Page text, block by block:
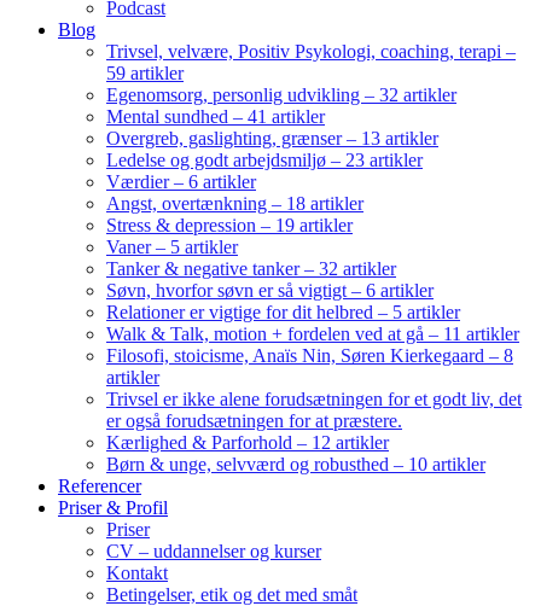
Podcast
Blog
Trivsel, velvære, Positiv Psykologi, coaching, terapi –
59 artikler
Egenomsorg, personlig udvikling – 32 artikler
Mental sundhed – 41 artikler
Overgreb, gaslighting, grænser – 13 artikler
Ledelse og godt arbejdsmiljø – 23 artikler
Værdier – 6 artikler
Angst, overtænkning – 18 artikler
Stress & depression – 19 artikler
Vaner – 5 artikler
Tanker & negative tanker – 32 artikler
Søvn, hvorfor søvn er så vigtigt – 6 artikler
Relationer er vigtige for dit helbred – 5 artikler
Walk & Talk, motion + fordelen ved at gå – 11 artikler
Filosofi, stoicisme, Anaïs Nin, Søren Kierkegaard – 8
artikler
Trivsel er ikke alene forudsætningen for et godt liv, det
er også forudsætningen for at præstere.
Kærlighed & Parforhold – 12 artikler
Børn & unge, selvværd og robusthed – 10 artikler
Referencer
Priser & Profil
Priser
CV – uddannelser og kurser
Kontakt
Betingelser, etik og det med småt